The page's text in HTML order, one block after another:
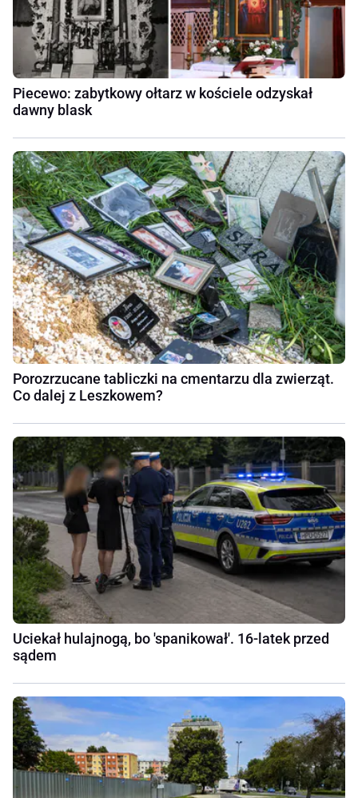
Piecewo: zabytkowy ołtarz w kościele odzyskał
dawny blask
Porozrzucane tabliczki na cmentarzu dla zwierząt.
Co dalej z Leszkowem?
Uciekał hulajnogą, bo 'spanikował'. 16-latek przed
sądem